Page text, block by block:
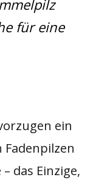
für eine
ein
Fadenpilzen
das Einzige,